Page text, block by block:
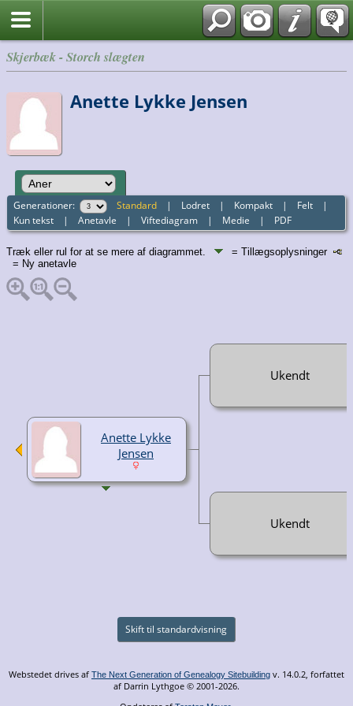
Skjerbæk - Storch slægten
Anette Lykke Jensen
Generationer: Standard | Lodret | Kompakt | Felt |
Kun tekst |Anetavle |Viftediagram | Medie | PDF
Træk eller rul for at se mere af diagrammet.
= Tillægsoplysninger
= Ny anetavle
Anette Lykke
Jensen
Ukendt
Ukendt
Skift til standardvisning
Webstedet drives af The Next Generation of Genealogy Sitebuilding v. 14.0.2, forfattet
af Darrin Lythgoe © 2001-2026.